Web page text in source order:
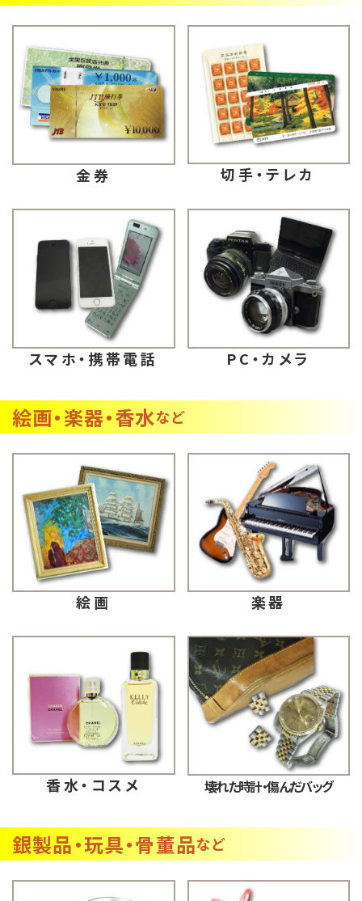
金券 切手・テレカ
スマホ・携帯電話 PC・カメラ
絵画・楽器・香水など
絵画 楽器
香水・コスメ 壊れた時計・傷んだバッグ
銀製品・玩具・骨董品など